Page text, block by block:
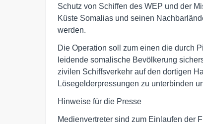
Schutz von Schiffen des WEP und der
Küste Somalias und seinen
werden.
Die Operation soll zum einen die durch
leidende somalische Bevölkerung
zivilen Schiffsverkehr auf den dortigen
Lösegelderpressungen zu unterbinden
Hinweise für die Presse
Medienvertreter sind zum Einlaufen der